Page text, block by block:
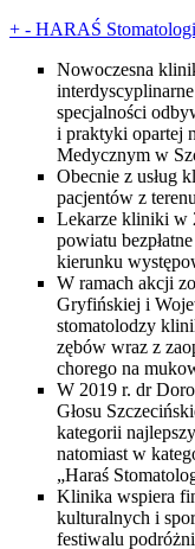
+ - HARAŚ
Nowoczesna
specjalności
i praktyki opartej
Medycznym w
Obecnie z usług
pacjentów z
Lekarze kliniki w
powiatu
kierunku
W ramach akcji
Gryfińskiej i
stomatolodzy
zębów wraz z
chorego na
W 2019 r. dr
Głosu
kategorii
natomiast w
„Haraś
Klinika wspiera
kulturalnych i
festiwalu